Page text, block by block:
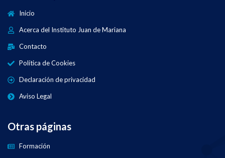
Inicio
Acerca del Instituto Juan de Mariana
Contacto
Política de Cookies
Declaración de privacidad
Aviso Legal
Otras páginas
Formación